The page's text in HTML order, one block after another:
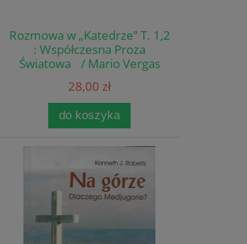
Rozmowa w „Katedrze” T. 1,2
: Współczesna Proza
Światowa / Mario Vergas
28,00 zł
do koszyka